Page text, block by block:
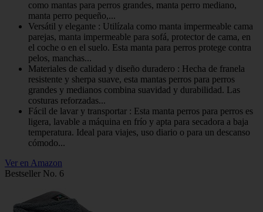
como mantas para perros grandes, manta perro mediano,
manta perro pequeño,...
Versátil y elegante : Utilízala como manta impermeable cama
parejas, manta impermeable para sofá, protector de cama, en
el coche o en el suelo. Esta manta para perros protege contra
pelos, manchas...
Materiales de calidad y diseño duradero : Hecha de franela
resistente y sherpa suave, esta mantas perros para perros
grandes y medianos combina suavidad y durabilidad. Las
costuras reforzadas...
Fácil de lavar y transportar : Esta manta perros para perros es
ligera, lavable a máquina en frío y apta para secadora a baja
temperatura. Ideal para viajes, uso diario o para un descanso
cómodo...
Ver en Amazon
Bestseller No. 6